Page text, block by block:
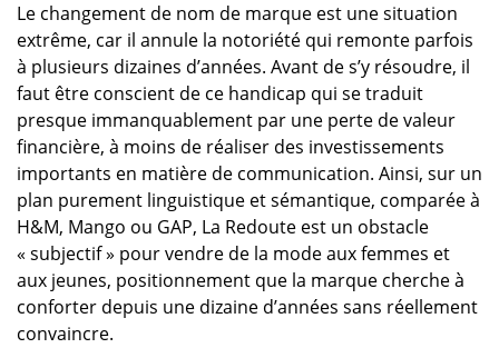
Le changement de nom de marque est une situation
extrême, car il annule la notoriété qui remonte parfois
à plusieurs dizaines d’années. Avant de s’y résoudre, il
faut être conscient de ce handicap qui se traduit
presque immanquablement par une perte de valeur
financière, à moins de réaliser des investissements
importants en matière de communication. Ainsi, sur un
plan purement linguistique et sémantique, comparée à
H&M, Mango ou GAP, La Redoute est un obstacle
« subjectif » pour vendre de la mode aux femmes et
aux jeunes, positionnement que la marque cherche à
conforter depuis une dizaine d’années sans réellement
convaincre.